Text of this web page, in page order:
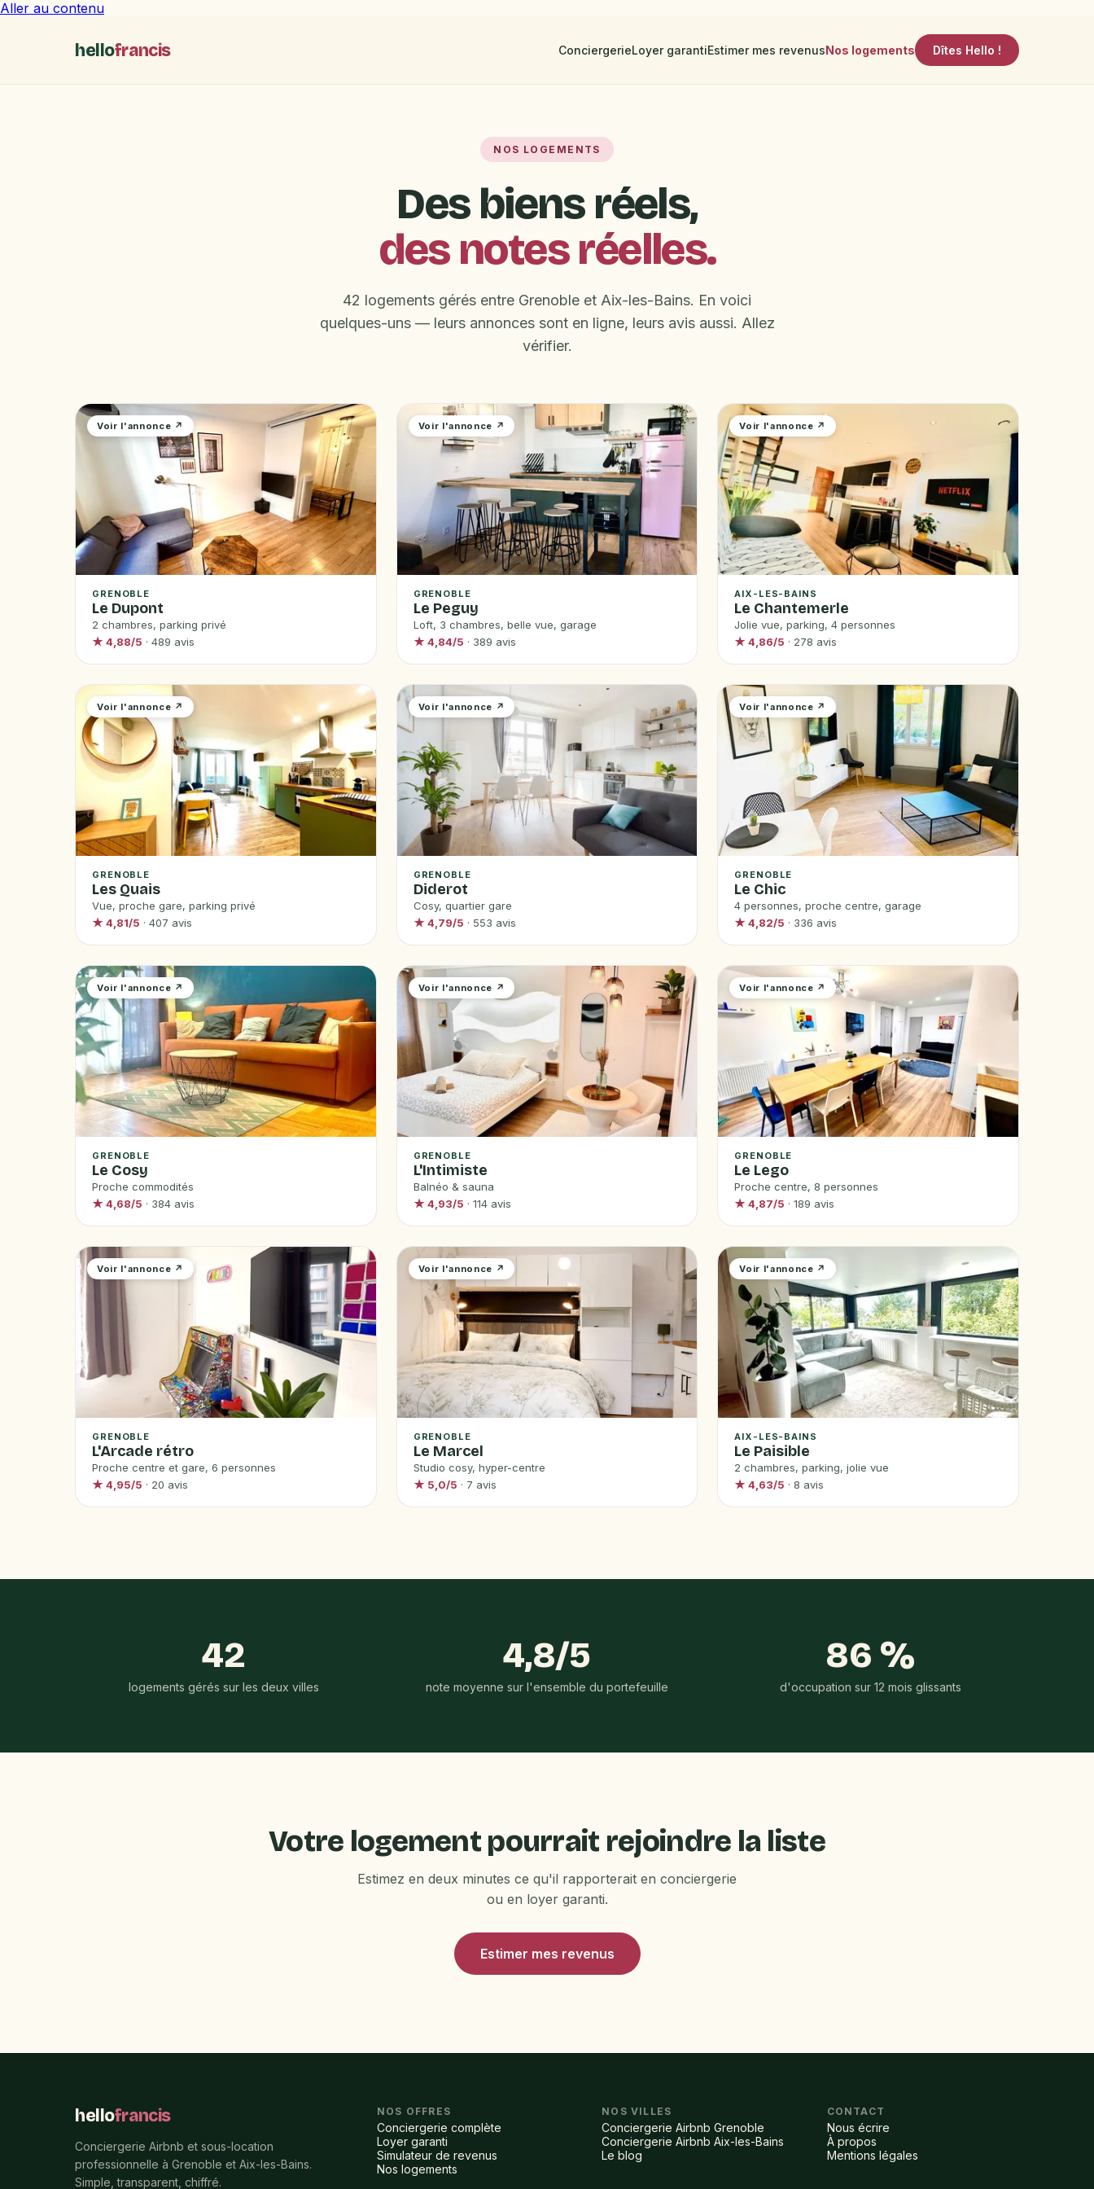
Aller au contenu
hellofrancis ConciergerieLoyer garantiEstimer mes revenusNos logements Dîtes Hello !
NOS LOGEMENTS
Des biens réels,
des notes réelles.
42 logements gérés entre Grenoble et Aix-les-Bains. En voici
quelques-uns — leurs annonces sont en ligne, leurs avis aussi. Allez
vérifier.
Voir l'annonce ↗
GRENOBLE
Le Dupont
2 chambres, parking privé
★ 4,88/5 · 489 avis
Voir l'annonce ↗
GRENOBLE
Le Peguy
Loft, 3 chambres, belle vue, garage
★ 4,84/5 · 389 avis
Voir l'annonce ↗
AIX-LES-BAINS
Le Chantemerle
Jolie vue, parking, 4 personnes
★ 4,86/5 · 278 avis
Voir l'annonce ↗
GRENOBLE
Les Quais
Vue, proche gare, parking privé
★ 4,81/5 · 407 avis
Voir l'annonce ↗
GRENOBLE
Diderot
Cosy, quartier gare
★ 4,79/5 · 553 avis
Voir l'annonce ↗
GRENOBLE
Le Chic
4 personnes, proche centre, garage
★ 4,82/5 · 336 avis
Voir l'annonce ↗
GRENOBLE
Le Cosy
Proche commodités
★ 4,68/5 · 384 avis
Voir l'annonce ↗
GRENOBLE
L'Intimiste
Balnéo & sauna
★ 4,93/5 · 114 avis
Voir l'annonce ↗
GRENOBLE
Le Lego
Proche centre, 8 personnes
★ 4,87/5 · 189 avis
Voir l'annonce ↗
GRENOBLE
L'Arcade rétro
Proche centre et gare, 6 personnes
★ 4,95/5 · 20 avis
Voir l'annonce ↗
GRENOBLE
Le Marcel
Studio cosy, hyper-centre
★ 5,0/5 · 7 avis
Voir l'annonce ↗
AIX-LES-BAINS
Le Paisible
2 chambres, parking, jolie vue
★ 4,63/5 · 8 avis
42
logements gérés sur les deux villes
4,8/5
note moyenne sur l'ensemble du portefeuille
86 %
d'occupation sur 12 mois glissants
Votre logement pourrait rejoindre la liste
Estimez en deux minutes ce qu'il rapporterait en conciergerie
ou en loyer garanti.
Estimer mes revenus
hellofrancis
Conciergerie Airbnb et sous-location
professionnelle à Grenoble et Aix-les-Bains.
Simple, transparent, chiffré.
NOS OFFRES
Conciergerie complète
Loyer garanti
Simulateur de revenus
Nos logements
NOS VILLES
Conciergerie Airbnb Grenoble
Conciergerie Airbnb Aix-les-Bains
Le blog
CONTACT
Nous écrire
À propos
Mentions légales